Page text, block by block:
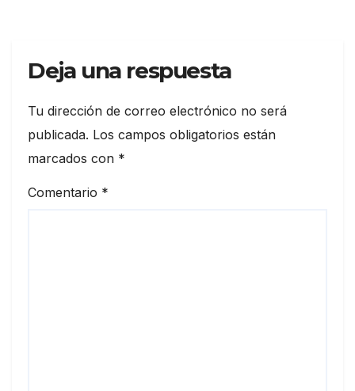
Deja una respuesta
Tu dirección de correo electrónico no será
publicada. Los campos obligatorios están
marcados con *
Comentario *